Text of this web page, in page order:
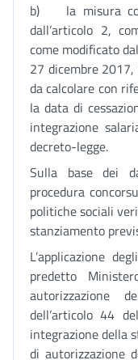
b) la misura
dall’articolo 2,
come modificato
27 dicembre
da calcolare con
la data di
integrazione
decreto-legge.
Sulla base dei
procedura
politiche sociali
stanziamento
L’applicazione
predetto
autorizzazione
dell’articolo 44
integrazione della
di autorizzazione